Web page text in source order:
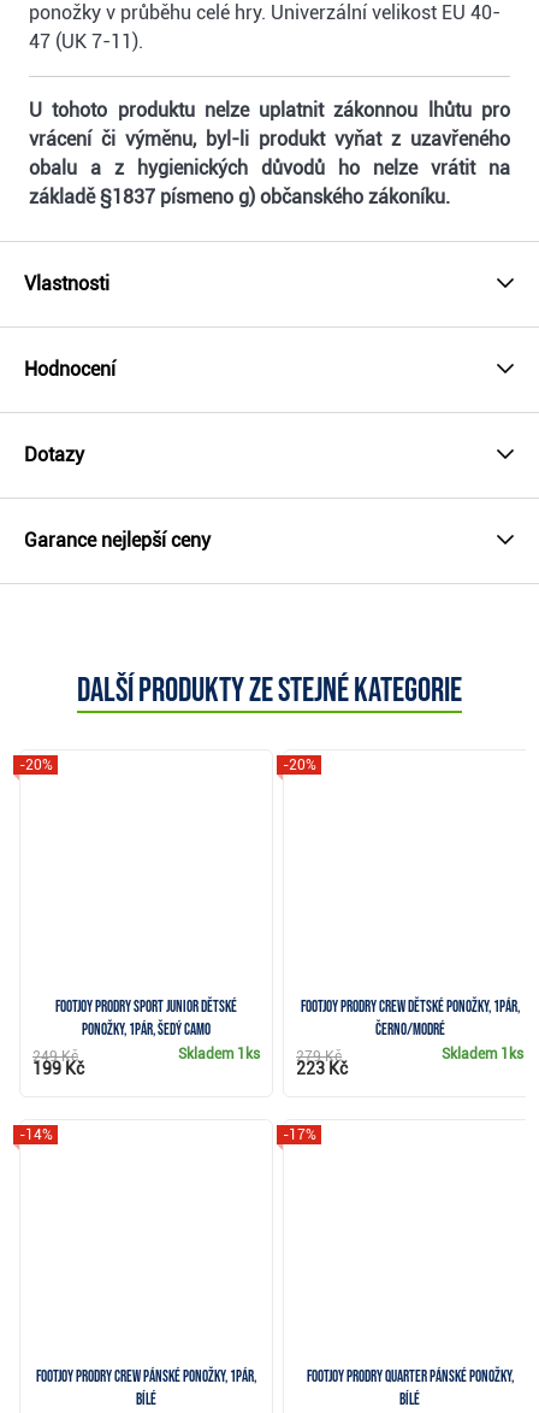
ponožky v průběhu celé hry. Univerzální velikost EU 40-
47 (UK 7-11).
U tohoto produktu nelze uplatnit zákonnou lhůtu pro
vrácení či výměnu, byl-li produkt vyňat z uzavřeného
obalu a z hygienických důvodů ho nelze vrátit na
základě §1837 písmeno g) občanského zákoníku.
Vlastnosti
Hodnocení
Dotazy
Garance nejlepší ceny
Další produkty ze stejné kategorie
FootJoy ProDry Sport Junior dětské
ponožky, 1pár, šedý camo
-20%
Skladem 1ks
249 Kč
199 Kč
FootJoy ProDry Crew dětské ponožky, 1pár,
černo/modré
-20%
Skladem 1ks
279 Kč
223 Kč
FootJoy ProDry Crew pánské ponožky, 1pár,
bílé
-14%
FootJoy ProDry Quarter pánské ponožky,
bílé
-17%